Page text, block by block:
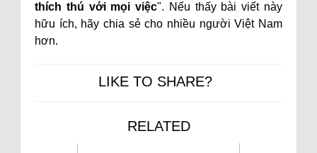
thích thú với mọi việc". Nếu thấy bài viết này
hữu ích, hãy chia sẻ cho nhiều người Việt Nam
hơn.
LIKE TO SHARE?
RELATED